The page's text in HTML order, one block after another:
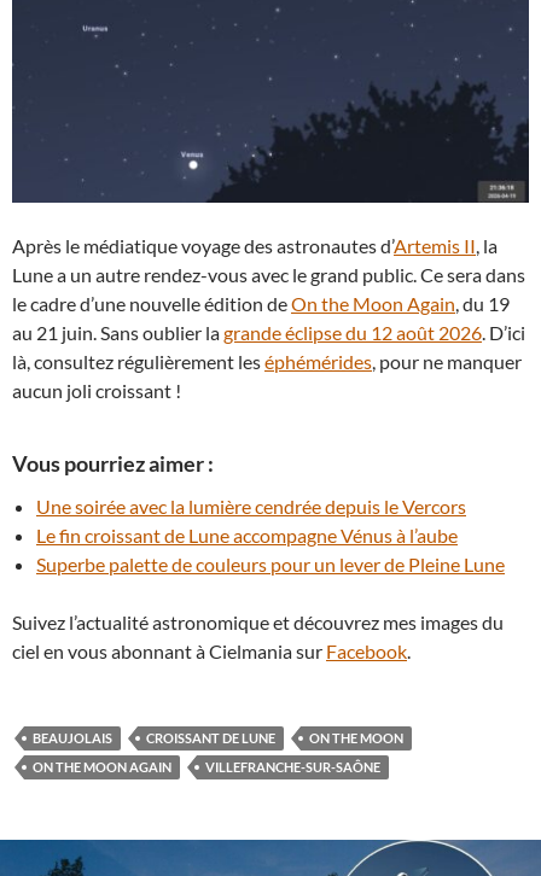
Après le médiatique voyage des astronautes d’Artemis II, la
Lune a un autre rendez-vous avec le grand public. Ce sera dans
le cadre d’une nouvelle édition deOn the Moon Again, du 19
au 21 juin. Sans oublier lagrande éclipse du 12 août 2026. D’ici
là, consultez régulièrement leséphémérides, pour ne manquer
aucun joli croissant !
Vous pourriez aimer :
Une soirée avec la lumière cendrée depuis le Vercors
Le fin croissant de Lune accompagne Vénus à l’aube
Superbe palette de couleurs pour un lever de Pleine Lune
Suivez l’actualité astronomique et découvrez mes images du
ciel en vous abonnant à Cielmania sur Facebook.
BEAUJOLAIS CROISSANT DE LUNE
ON THE MOON
ON THE MOON AGAIN
VILLEFRANCHE-SUR-SAÔNE